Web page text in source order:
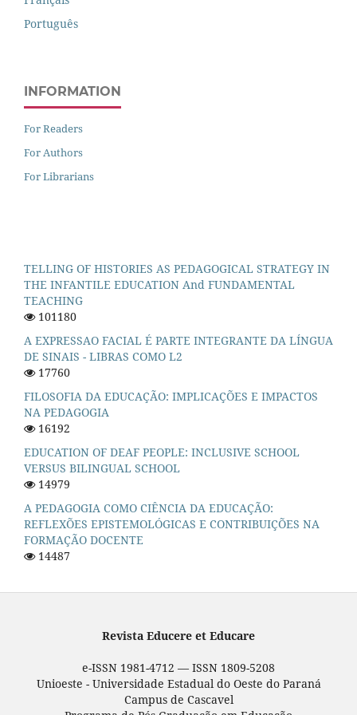
Português
INFORMATION
For Readers
For Authors
For Librarians
TELLING OF HISTORIES AS PEDAGOGICAL STRATEGY IN
THE INFANTILE EDUCATION And FUNDAMENTAL
TEACHING
101180
A EXPRESSAO FACIAL É PARTE INTEGRANTE DA LÍNGUA
DE SINAIS - LIBRAS COMO L2
17760
FILOSOFIA DA EDUCAÇÃO: IMPLICAÇÕES E IMPACTOS
NA PEDAGOGIA
16192
EDUCATION OF DEAF PEOPLE: INCLUSIVE SCHOOL
VERSUS BILINGUAL SCHOOL
14979
A PEDAGOGIA COMO CIÊNCIA DA EDUCAÇÃO:
REFLEXÕES EPISTEMOLÓGICAS E CONTRIBUIÇÕES NA
FORMAÇÃO DOCENTE
14487
Revista Educere et Educare
e-ISSN 1981-4712 — ISSN 1809-5208
Unioeste - Universidade Estadual do Oeste do Paraná
Campus de Cascavel